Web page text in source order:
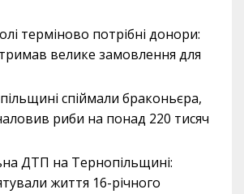
терміново потрібні донори:
велике замовлення для
спіймали браконьєра,
риби на понад 220 тисяч
ДТП на Тернопільщині:
життя 16-річного